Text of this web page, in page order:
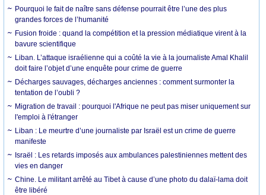
Pourquoi le fait de naître sans défense pourrait être l’une des plus
grandes forces de l’humanité
Fusion froide : quand la compétition et la pression médiatique virent à la
bavure scientifique
Liban. L’attaque israélienne qui a coûté la vie à la journaliste Amal Khalil
doit faire l’objet d’une enquête pour crime de guerre
Décharges sauvages, décharges anciennes : comment surmonter la
tentation de l’oubli ?
Migration de travail : pourquoi l'Afrique ne peut pas miser uniquement sur
l'emploi à l'étranger
Liban : Le meurtre d’une journaliste par Israël est un crime de guerre
manifeste
Israël : Les retards imposés aux ambulances palestiniennes mettent des
vies en danger
Chine. Le militant arrêté au Tibet à cause d’une photo du dalaï-lama doit
être libéré